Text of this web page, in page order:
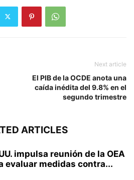
Next article
El PIB de la OCDE anota una
caída inédita del 9.8% en el
segundo trimestre
ARTICLES
impulsa reunión de la OEA
evaluar medidas contra...